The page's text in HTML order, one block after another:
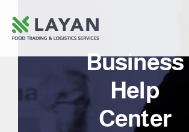
content
Food Trading
Business
Help
Center